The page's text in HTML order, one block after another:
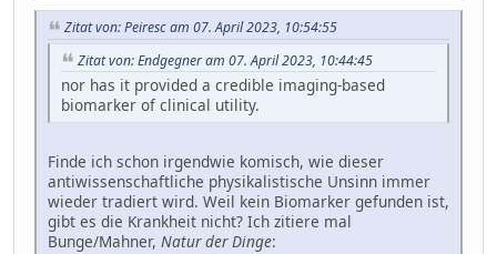
Zitat von: Peiresc am 07. April 2023, 10:54:55
Zitat von: Endgegner am 07. April 2023, 10:44:45
nor has it provided a credible imaging-based
biomarker of clinical utility.
Finde ich schon irgendwie komisch, wie dieser
antiwissenschaftliche physikalistische Unsinn immer
wieder tradiert wird. Weil kein Biomarker gefunden ist,
gibt es die Krankheit nicht? Ich zitiere mal
Bunge/Mahner, Natur der Dinge: